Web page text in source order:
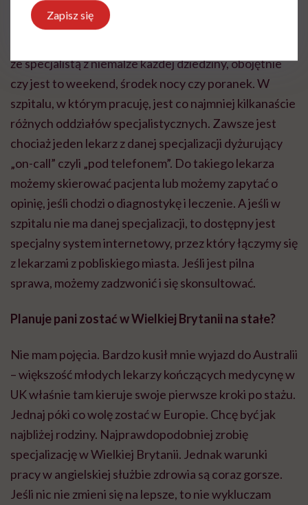
chorego.
ze specjalistą z niemalże każdej dziedziny, obojętnie
czy jest to weekend, środek nocy czy poranek. W
szpitalu, w którym pracuję, jest co najmniej kilkanaście
różnych oddziałów specjalistycznych. Zawsze jest
chociaż jeden lekarz z danej specjalizacji dyżurujący
„on-call” czyli „pod telefonem”. Do takiego lekarza
możemy skierować pacjenta lub możemy zapytać o
opinię, jeśli chodzi o diagnostykę i leczenie. A jeśli w
szpitalu nie ma danej specjalizacji, to dostępny jest
specjalny system internetowy, przez który łączymy się
z lekarzami z pobliskiego miasta. Jeśli jest pilna
sprawa, możemy zadzwonić i się skonsultować.
Planuje pani zostać w Wielkiej Brytanii na stałe?
Nie mam pojęcia. Bardzo kusił mnie wyjazd do Australii
– większość młodych lekarzy kończących medycynę w
UK właśnie tam kieruje swoje pierwsze kroki po stażu.
Jednaj póki co wolę zostać w Europie. Chcę być jak
najbliżej rodziny. Najprawdopodobniej zrobię
specjalizację w Wielkiej Brytanii. Jednak warunki
pracy w angielskiej służbie zdrowia są coraz gorsze.
Jeśli nic nie zmieni się na lepsze, to nie wykluczam
Zapisz się